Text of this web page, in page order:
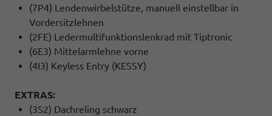
(7P4) Lendenwirbelstütze, manuell einstellbar in
Vordersitzlehnen
(2FE) Ledermultifunktionslenkrad mit Tiptronic
(6E3) Mittelarmlehne vorne
(4I3) Keyless Entry (KESSY)
EXTRAS:
(3S2) Dachreling schwarz